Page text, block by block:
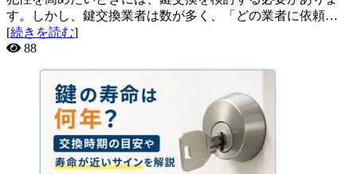
す。しかし、鍵交換業者は数が多く、「どの業者に依頼…
[続きを読む]
88